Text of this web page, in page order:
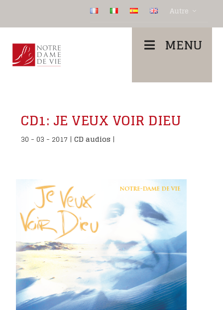
Autre
MENU
CD1: JE VEUX VOIR DIEU
30 - 03 - 2017 |CD audios |